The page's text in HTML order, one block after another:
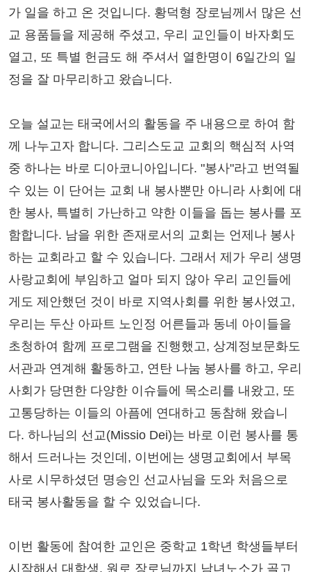
가 일을 하고 온 것입니다. 황덕형 장로님께서 많은 선
교 용품들을 제공해 주셨고, 우리 교인들이 바자회도
열고, 또 특별 헌금도 해 주셔서 열한명이 6일간의 일
정을 잘 마무리하고 왔습니다.
오늘 설교는 태국에서의 활동을 주 내용으로 하여 함
께 나누고자 합니다. 그리스도교 교회의 핵심적 사역
중 하나는 바로 디아코니아입니다. "봉사"라고 번역될
수 있는 이 단어는 교회 내 봉사뿐만 아니라 사회에 대
한 봉사, 특별히 가난하고 약한 이들을 돕는 봉사를 포
함합니다. 남을 위한 존재로서의 교회는 언제나 봉사
하는 교회라고 할 수 있습니다. 그래서 제가 우리 생명
사랑교회에 부임하고 얼마 되지 않아 우리 교인들에
게도 제안했던 것이 바로 지역사회를 위한 봉사였고,
우리는 두산 아파트 노인정 어른들과 동네 아이들을
초청하여 함께 프로그램을 진행했고, 상계정보문화도
서관과 연계해 활동하고, 연탄 나눔 봉사를 하고, 우리
사회가 당면한 다양한 이슈들에 목소리를 내왔고, 또
고통당하는 이들의 아픔에 연대하고 동참해 왔습니
다. 하나님의 선교(Missio Dei)는 바로 이런 봉사를 통
해서 드러나는 것인데, 이번에는 생명교회에서 부목
사로 시무하셨던 명승인 선교사님을 도와 처음으로
태국 봉사활동을 할 수 있었습니다.
이번 활동에 참여한 교인은 중학교 1학년 학생들부터
시작해서 대학생, 원로 장로님까지 남녀노소가 골고